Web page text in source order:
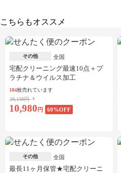
こちらもオススメ
その他 全国
宅配クリーニング最速10点＋プ
ラチナ＆ウイルス加工
184枚売れています
28,138円
10,980 円 60%OFF
その他 全国
最長11ヶ月保管★宅配クリーニ